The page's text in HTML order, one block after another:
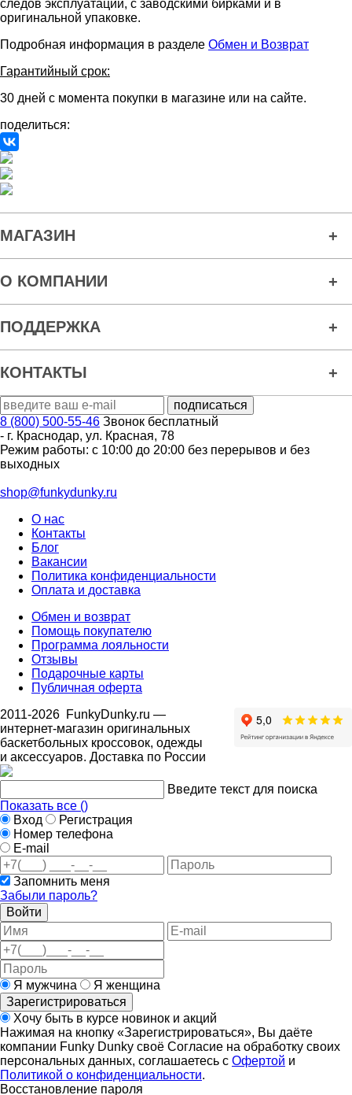
следов эксплуатации, с заводскими бирками и в
оригинальной упаковке.
Подробная информация в разделе Обмен и Возврат
Гарантийный срок:
30 дней с момента покупки в магазине или на сайте.
поделиться:
МАГАЗИН
О КОМПАНИИ
ПОДДЕРЖКА
КОНТАКТЫ
8 (800) 500-55-46 Звонок бесплатный
- г. Краснодар, ул. Красная, 78
Режим работы: с 10:00 до 20:00 без перерывов и без
выходных
shop@funkydunky.ru
О нас
Контакты
Блог
Вакансии
Политика конфиденциальности
Оплата и доставка
Обмен и возврат
Помощь покупателю
Программа лояльности
Отзывы
Подарочные карты
Публичная оферта
2011-2026 FunkyDunky.ru —
интернет-магазин оригинальных
баскетбольных кроссовок, одежды
и аксессуаров. Доставка по России
Введите текст для поиска
Показать все ()
Вход
Регистрация
Номер телефона
E-mail
Запомнить меня
Забыли пароль?
Войти
Я мужчина
Я женщина
Зарегистрироваться
Хочу быть в курсе новинок и акций
Нажимая на кнопку «Зарегистрироваться», Вы даёте
компании Funky Dunky своё Согласие на обработку своих
персональных данных, соглашаетесь с Офертой и
Политикой о конфиденциальности.
Восстановление пароля